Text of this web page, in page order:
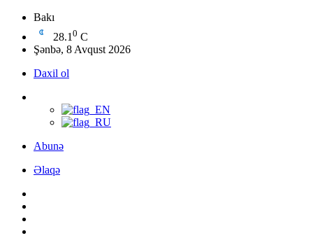
Bakı
28.1 0 C
Şənbə, 8 Avqust 2026
Daxil ol
Abunə
Əlaqə